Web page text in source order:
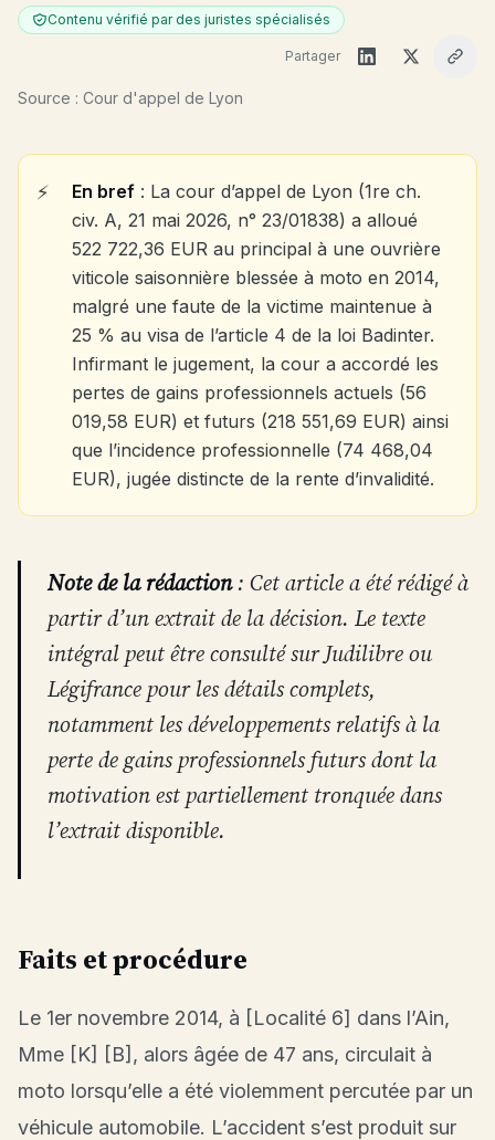
Contenu vérifié par des juristes spécialisés
Partager
Source : Cour d'appel de Lyon
En bref : La cour d’appel de Lyon (1re ch.
civ. A, 21 mai 2026, n° 23/01838) a alloué
522 722,36 EUR au principal à une ouvrière
viticole saisonnière blessée à moto en 2014,
malgré une faute de la victime maintenue à
25 % au visa de l’article 4 de la loi Badinter.
Infirmant le jugement, la cour a accordé les
pertes de gains professionnels actuels (56
019,58 EUR) et futurs (218 551,69 EUR) ainsi
que l’incidence professionnelle (74 468,04
EUR), jugée distincte de la rente d’invalidité.
Note de la rédaction: Cet article a été rédigé à
partir d’un extrait de la décision. Le texte
intégral peut être consulté sur Judilibre ou
Légifrance pour les détails complets,
notamment les développements relatifs à la
perte de gains professionnels futurs dont la
motivation est partiellement tronquée dans
l’extrait disponible.
Faits et procédure
Le 1er novembre 2014, à [Localité 6] dans l’Ain,
Mme [K] [B], alors âgée de 47 ans, circulait à
moto lorsqu’elle a été violemment percutée par un
véhicule automobile. L’accident s’est produit sur